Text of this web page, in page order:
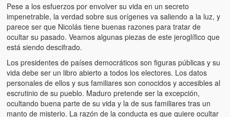
Pese a los esfuerzos por envolver su vida en un secreto
impenetrable, la verdad sobre sus orígenes va saliendo a la luz, y
parece ser que Nicolás tiene buenas razones para tratar de
ocultar su pasado. Veamos algunas piezas de este jeroglífico que
está siendo descifrado.
Los presidentes de países democráticos son figuras públicas y su
vida debe ser un libro abierto a todos los electores. Los datos
personales de ellos y sus familiares son conocidos y accesibles al
escrutinio de su pueblo. Maduro pretende ser la excepción,
ocultando buena parte de su vida y la de sus familiares tras un
manto de misterio. La razón de la conducta es que quiere ocultar